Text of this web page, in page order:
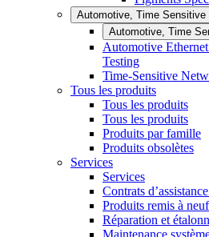
Automotive, Time Sensitive
Automotive, Time
Automotive
Testing
Time-Sensitive
Tous les produits
Tous les produits
Tous les produits
Produits par famille
Produits obsolètes
Services
Services
Contrats
Produits remis à neuf
Réparation et